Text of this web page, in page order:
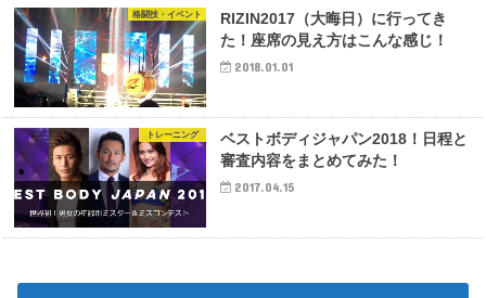
格闘技・イベント
RIZIN2017（大晦日）に行ってき
た！座席の見え方はこんな感じ！
2018.01.01
トレーニング
ベストボディジャパン2018！日程と
審査内容をまとめてみた！
2017.04.15